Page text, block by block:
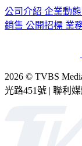
公司介紹 企業動態
銷售 公開招標 業
2026 © TVBS
光路451號 | 聯利